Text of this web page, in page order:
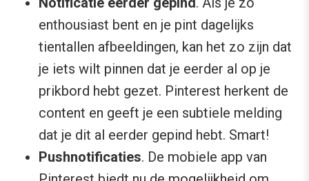
enthousiast bent en je pint dagelijks
tientallen afbeeldingen, kan het zo zijn dat
je iets wilt pinnen dat je eerder al op je
prikbord hebt gezet. Pinterest herkent de
content en geeft je een subtiele melding
dat je dit al eerder gepind hebt. Smart!
Pushnotificaties. De mobiele app van